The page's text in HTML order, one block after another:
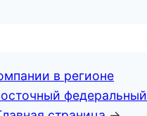
в регионе
федеральный